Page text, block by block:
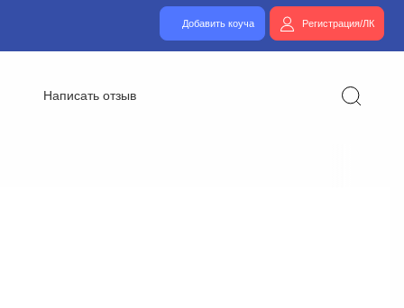
Добавить коуча Регистрация/ЛК
Написать отзыв